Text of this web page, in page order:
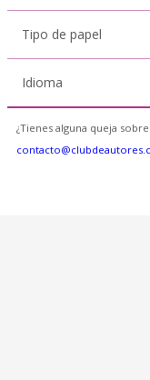
Tipo de papel
Idioma
¿Tienes alguna queja